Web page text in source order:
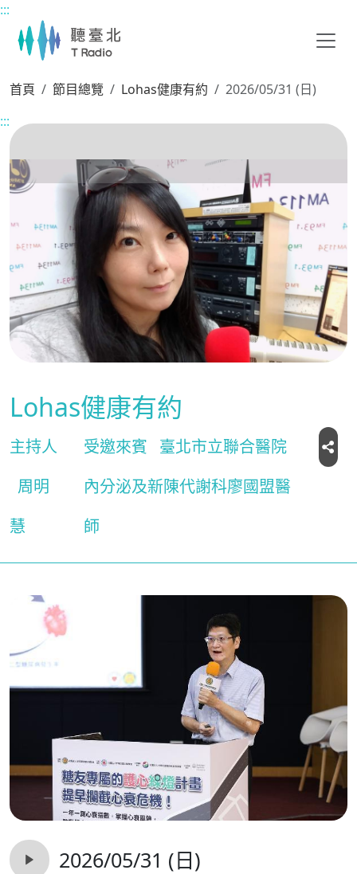
主要內容區塊
:::
首頁 節目總覽 Lohas健康有約
2026/05/31 (日)
:::
Lohas健康有約
主持人
周明
慧
受邀來賓
臺北市立聯合醫院
內分泌及新陳代謝科廖國盟醫
師
2026/05/31 (日)